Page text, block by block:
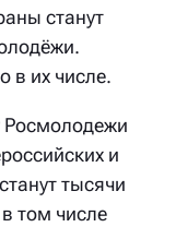
станут
в их числе.
Росмолодежи
и
тысячи
том числе